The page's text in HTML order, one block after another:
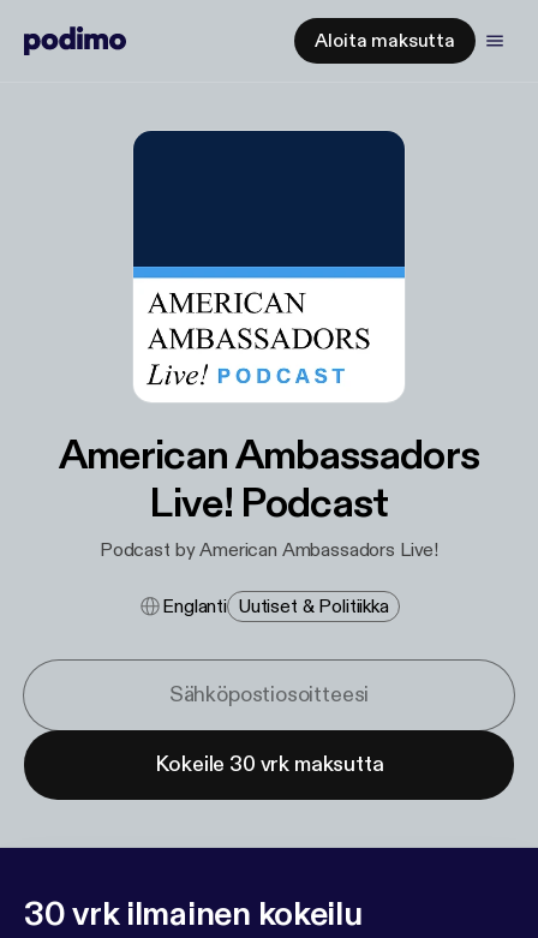
Aloita maksutta
American Ambassadors
Live! Podcast
Podcast by American Ambassadors Live!
Englanti Uutiset & Politiikka
Kokeile 30 vrk maksutta
30 vrk ilmainen kokeilu